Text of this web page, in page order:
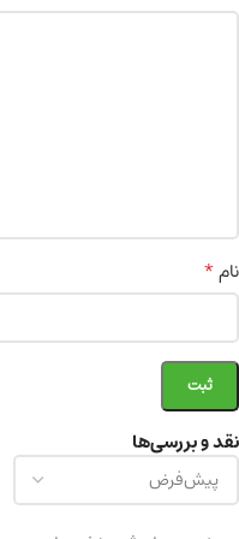
نقد و بررسی‌ها
نام*